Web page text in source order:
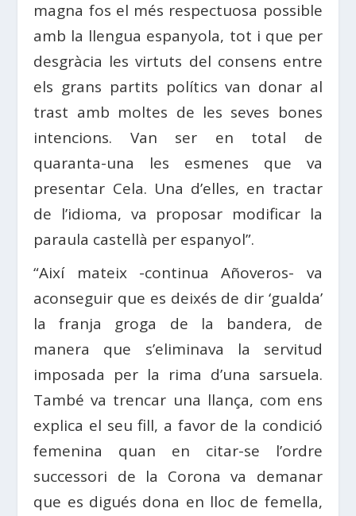
magna fos el més respectuosa possible
amb la llengua espanyola, tot i que per
desgràcia les virtuts del consens entre
els grans partits polítics van donar al
trast amb moltes de les seves bones
intencions. Van ser en total de
quaranta-una les esmenes que va
presentar Cela. Una d’elles, en tractar
de l’idioma, va proposar modificar la
paraula castellà per espanyol”.
“Així mateix -continua Añoveros- va
aconseguir que es deixés de dir ‘gualda’
la franja groga de la bandera, de
manera que s’eliminava la servitud
imposada per la rima d’una sarsuela.
També va trencar una llança, com ens
explica el seu fill, a favor de la condició
femenina quan en citar-se l’ordre
successori de la Corona va demanar
que es digués dona en lloc de femella,